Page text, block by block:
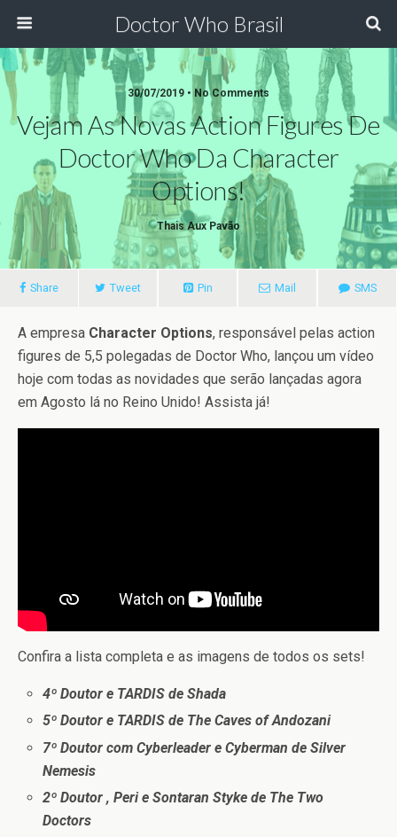
Doctor Who Brasil
30/07/2019 • No Comments
Vejam As Novas Action Figures De
Doctor Who Da Character
Options!
Thais Aux Pavão
Share Tweet Pin Mail SMS
A empresa Character Options, responsável pelas action
figures de 5,5 polegadas de Doctor Who, lançou um vídeo
hoje com todas as novidades que serão lançadas agora
em Agosto lá no Reino Unido! Assista já!
Confira a lista completa e as imagens de todos os sets!
4º Doutor e TARDIS de Shada
5º Doutor e TARDIS de The Caves of Andozani
7º Doutor com Cyberleader e Cyberman de Silver
Nemesis
2º Doutor , Peri e Sontaran Styke de The Two
Doctors